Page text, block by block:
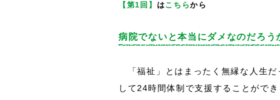
【第1回】 はこちらから
病院でないと本当にダメなのだろう
「福祉」とはまったく無縁な人生だ
して24時間体制で支援することがで